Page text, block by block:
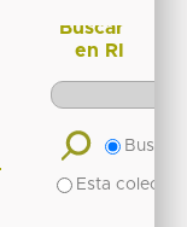
Buscar
en RI
Buscar
Esta